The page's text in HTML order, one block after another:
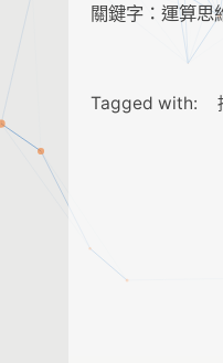
關鍵字：運算思
Tagged with: